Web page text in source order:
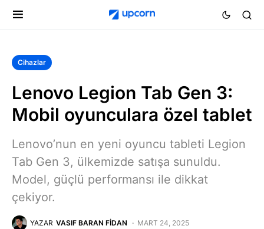
Cihazlar
Lenovo Legion Tab Gen 3:
Mobil oyunculara özel tablet
Lenovo’nun en yeni oyuncu tableti Legion
Tab Gen 3, ülkemizde satışa sunuldu.
Model, güçlü performansı ile dikkat
çekiyor.
YAZAR VASIF BARAN FIDAN MART 24, 2025